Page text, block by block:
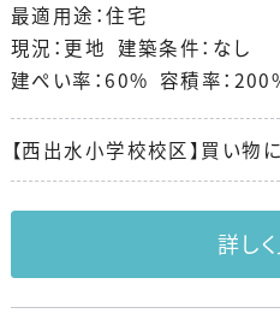
最適用途：住宅
現況：更地 建築条件：なし
建ぺい率：60% 容積率：
【西出水小学校校区】買い物
詳し